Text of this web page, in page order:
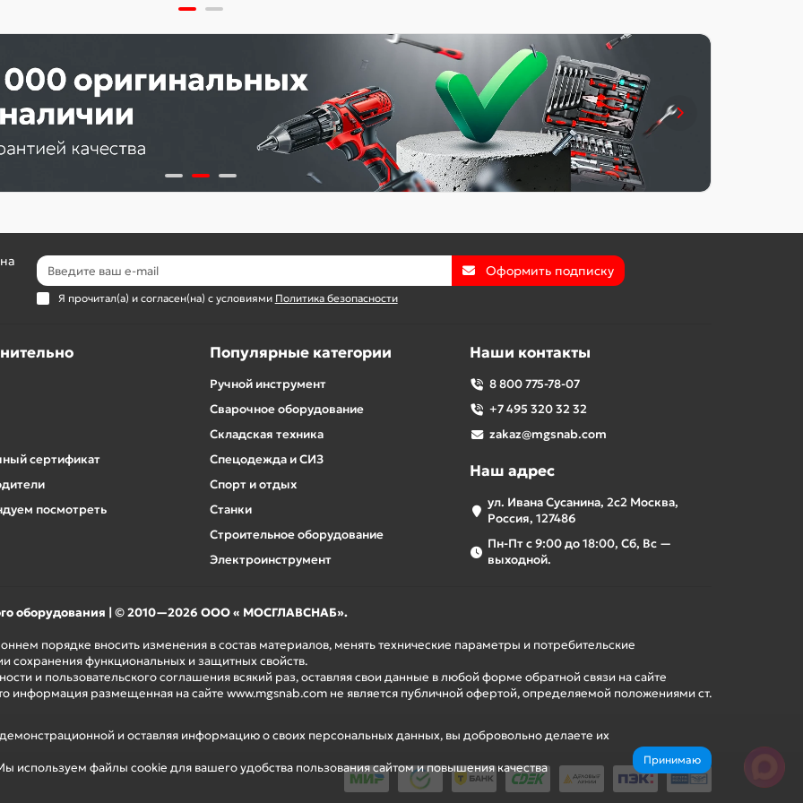
и оставляя информацию о своих персональных данных, вы добровольно делаете их
файлы cookie для вашего удобства пользования сайтом и повышения качества
Принимаю
Оформить подписку
Я прочитал(а) и согласен(на) с условиями Политика безопасности
сертификат
посмотреть
Популярные категории
Ручной инструмент
Сварочное оборудование
Складская техника
Спецодежда и СИЗ
Спорт и отдых
Станки
Строительное оборудование
Электроинструмент
Наши контакты
8 800 775-78-07
+7 495 320 32 32
zakaz@mgsnab.com
Наш адрес
ул. Ивана Сусанина, 2с2 Москва,
Россия, 127486
Пн-Пт с 9:00 до 18:00, Сб, Вс —
выходной.
оборудования | © 2010—2026 ООО « МОСГЛАВСНАБ».
порядке вносить изменения в состав материалов, менять технические параметры и потребительские
сохранения функциональных и защитных свойств.
и пользовательского соглашения всякий раз, оставляя свои данные в любой форме обратной связи на сайте
информация размещенная на сайте www.mgsnab.com не является публичной офертой, определяемой положениями ст.